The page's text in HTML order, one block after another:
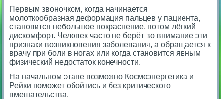
Первым звоночком, когда начинается
молоткообразная деформация пальцев у пациента,
становится небольшое покраснение, потом лёгкий
дискомфорт. Человек часто не берёт во внимание эти
признаки возникновения заболевания, а обращается к
врачу при боли в ногах или когда становится явным
физический недостаток конечности.
На начальном этапе возможно Космоэнергетика и
Рейки поможет обойтись и без критического
вмешательства.